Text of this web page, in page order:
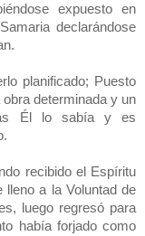
expuesto en
declarándose
planificado; Puesto
determinada y un
Él lo sabía y es
recibido el Espíritu
lleno a la Voluntad de
luego regresó para
había forjado como